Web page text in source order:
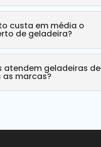
custa em média o
de geladeira?
atendem geladeiras de
marcas?